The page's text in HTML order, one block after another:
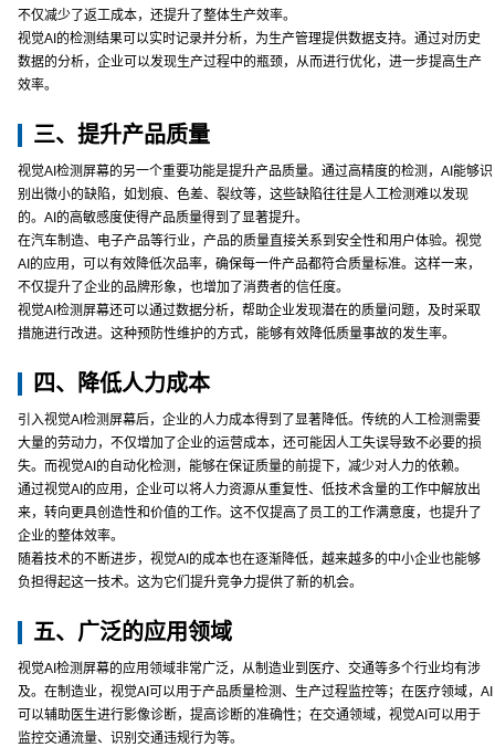
不仅减少了返工成本，还提升了整体生产效率。
视觉AI的检测结果可以实时记录并分析，为生产管理提供数据支持。通过对历史
数据的分析，企业可以发现生产过程中的瓶颈，从而进行优化，进一步提高生产
效率。
三、提升产品质量
视觉AI检测屏幕的另一个重要功能是提升产品质量。通过高精度的检测，AI能够识
别出微小的缺陷，如划痕、色差、裂纹等，这些缺陷往往是人工检测难以发现
的。AI的高敏感度使得产品质量得到了显著提升。
在汽车制造、电子产品等行业，产品的质量直接关系到安全性和用户体验。视觉
AI的应用，可以有效降低次品率，确保每一件产品都符合质量标准。这样一来，
不仅提升了企业的品牌形象，也增加了消费者的信任度。
视觉AI检测屏幕还可以通过数据分析，帮助企业发现潜在的质量问题，及时采取
措施进行改进。这种预防性维护的方式，能够有效降低质量事故的发生率。
四、降低人力成本
引入视觉AI检测屏幕后，企业的人力成本得到了显著降低。传统的人工检测需要
大量的劳动力，不仅增加了企业的运营成本，还可能因人工失误导致不必要的损
失。而视觉AI的自动化检测，能够在保证质量的前提下，减少对人力的依赖。
通过视觉AI的应用，企业可以将人力资源从重复性、低技术含量的工作中解放出
来，转向更具创造性和价值的工作。这不仅提高了员工的工作满意度，也提升了
企业的整体效率。
随着技术的不断进步，视觉AI的成本也在逐渐降低，越来越多的中小企业也能够
负担得起这一技术。这为它们提升竞争力提供了新的机会。
五、广泛的应用领域
视觉AI检测屏幕的应用领域非常广泛，从制造业到医疗、交通等多个行业均有涉
及。在制造业，视觉AI可以用于产品质量检测、生产过程监控等；在医疗领域，AI
可以辅助医生进行影像诊断，提高诊断的准确性；在交通领域，视觉AI可以用于
监控交通流量、识别交通违规行为等。